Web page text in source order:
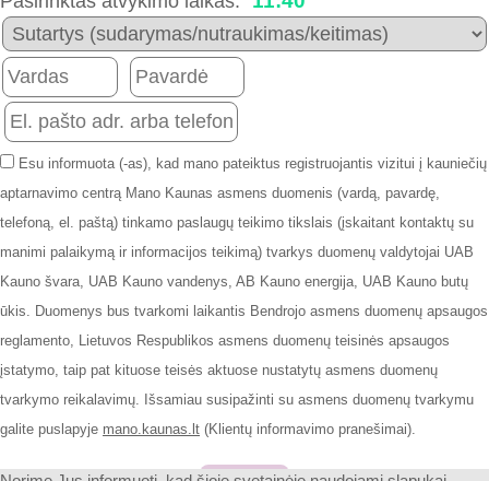
Esu informuota (-as), kad mano pateiktus registruojantis vizitui į kauniečių
aptarnavimo centrą Mano Kaunas asmens duomenis (vardą, pavardę,
telefoną, el. paštą) tinkamo paslaugų teikimo tikslais (įskaitant kontaktų su
manimi palaikymą ir informacijos teikimą) tvarkys duomenų valdytojai UAB
Kauno švara, UAB Kauno vandenys, AB Kauno energija, UAB Kauno butų
ūkis. Duomenys bus tvarkomi laikantis Bendrojo asmens duomenų apsaugos
reglamento, Lietuvos Respublikos asmens duomenų teisinės apsaugos
įstatymo, taip pat kituose teisės aktuose nustatytų asmens duomenų
tvarkymo reikalavimų. Išsamiau susipažinti su asmens duomenų tvarkymu
galite puslapyje mano.kaunas.lt (Klientų informavimo pranešimai).